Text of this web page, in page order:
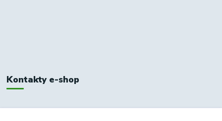
Kontakty e-shop
+420 326 748 155